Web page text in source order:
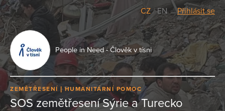
CZ/EN Přihlásit se
People in Need - Člověk v tísni
ZEMĚTŘESENÍ HUMANITÁRNÍ POMOC
SOS zemětřesení Sýrie a Turecko